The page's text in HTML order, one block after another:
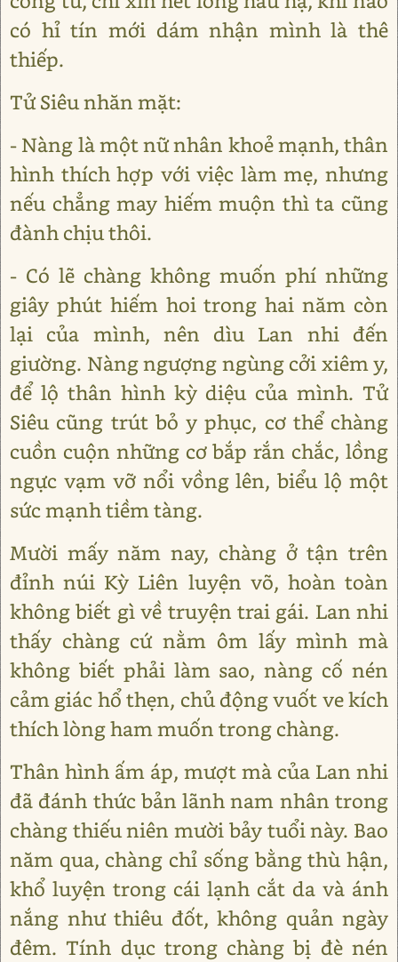
có hỉ tín mới dám nhận mình là thê
thiếp.
Tử Siêu nhăn mặt:
- Nàng là một nữ nhân khoẻ mạnh, thân
hình thích hợp với việc làm mẹ, nhưng
nếu chẳng may hiếm muộn thì ta cũng
đành chịu thôi.
- Có lẽ chàng không muốn phí những
giây phút hiếm hoi trong hai năm còn
lại của mình, nên dìu Lan nhi đến
giường. Nàng ngượng ngùng cởi xiêm y,
để lộ thân hình kỳ diệu của mình. Tử
Siêu cũng trút bỏ y phục, cơ thể chàng
cuồn cuộn những cơ bắp rắn chắc, lồng
ngực vạm vỡ nổi vồng lên, biểu lộ một
sức mạnh tiềm tàng.
Mười mấy năm nay, chàng ở tận trên
đỉnh núi Kỳ Liên luyện võ, hoàn toàn
không biết gì về truyện trai gái. Lan nhi
thấy chàng cứ nằm ôm lấy mình mà
không biết phải làm sao, nàng cố nén
cảm giác hổ thẹn, chủ động vuốt ve kích
thích lòng ham muốn trong chàng.
Thân hình ấm áp, mượt mà của Lan nhi
đã đánh thức bản lãnh nam nhân trong
chàng thiếu niên mười bảy tuổi này. Bao
năm qua, chàng chỉ sống bằng thù hận,
khổ luyện trong cái lạnh cắt da và ánh
nắng như thiêu đốt, không quản ngày
đêm. Tính dục trong chàng bị đè nén